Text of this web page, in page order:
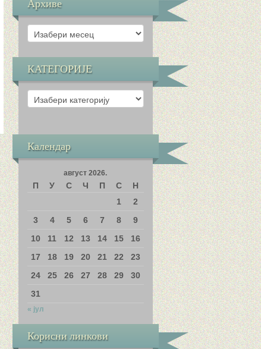
Архиве
Архиве
КАТЕГОРИЈЕ
КАТЕГОРИЈЕ
Календар
август 2026.
П У С Ч П С
Н
1
2
3
4 5 6 7 8
9
10
11 12 13 14 15
16
17
18 19 20 21 22
23
24
25 26 27 28 29
30
31
« јул
Корисни линкови